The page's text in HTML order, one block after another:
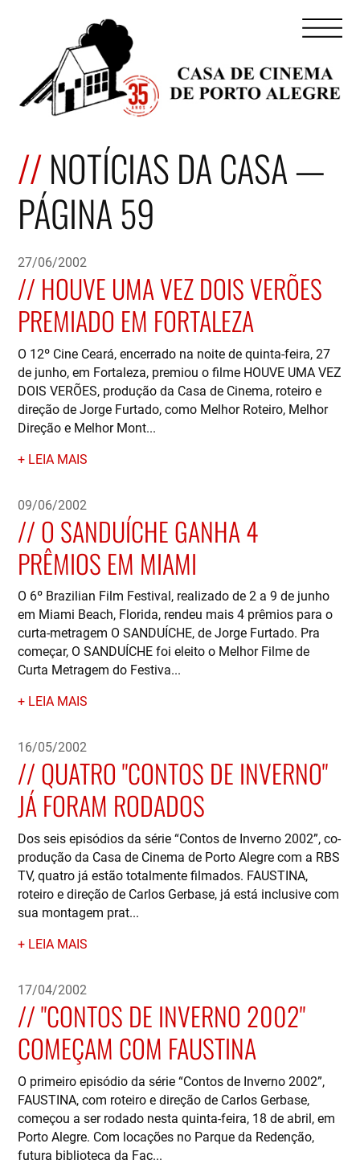
NOTÍCIAS DA CASA —
PÁGINA 59
27/06/2002
HOUVE UMA VEZ DOIS VERÕES
PREMIADO EM FORTALEZA
O 12º Cine Ceará, encerrado na noite de quinta-feira, 27
de junho, em Fortaleza, premiou o filme HOUVE UMA VEZ
DOIS VERÕES, produção da Casa de Cinema, roteiro e
direção de Jorge Furtado, como Melhor Roteiro, Melhor
Direção e Melhor Mont...
LEIA MAIS
09/06/2002
O SANDUÍCHE GANHA 4
PRÊMIOS EM MIAMI
O 6º Brazilian Film Festival, realizado de 2 a 9 de junho
em Miami Beach, Florida, rendeu mais 4 prêmios para o
curta-metragem O SANDUÍCHE, de Jorge Furtado. Pra
começar, O SANDUÍCHE foi eleito o Melhor Filme de
Curta Metragem do Festiva...
LEIA MAIS
16/05/2002
QUATRO "CONTOS DE INVERNO"
JÁ FORAM RODADOS
Dos seis episódios da série “Contos de Inverno 2002”, co-
produção da Casa de Cinema de Porto Alegre com a RBS
TV, quatro já estão totalmente filmados. FAUSTINA,
roteiro e direção de Carlos Gerbase, já está inclusive com
sua montagem prat...
LEIA MAIS
17/04/2002
"CONTOS DE INVERNO 2002"
COMEÇAM COM FAUSTINA
O primeiro episódio da série “Contos de Inverno 2002”,
FAUSTINA, com roteiro e direção de Carlos Gerbase,
começou a ser rodado nesta quinta-feira, 18 de abril, em
Porto Alegre. Com locações no Parque da Redenção,
futura biblioteca da Fac...